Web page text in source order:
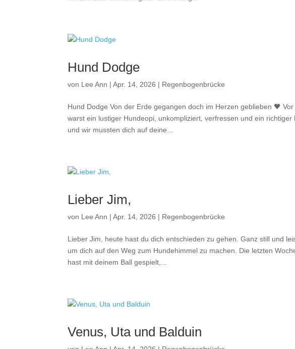
Hund Dodge
von Lee Ann |Apr. 14, 2026 | Regenbogenbrücke
Hund Dodge Von der Erde gegangen doch im Herzen geblieben 🖤
warst ein lustiger Hundeopi, unkompliziert, verfressen und ein
und wir mussten dich auf deine...
Lieber Jim,
von Lee Ann |Apr. 14, 2026 | Regenbogenbrücke
Lieber Jim, heute hast du dich entschieden zu gehen. Ganz still und
um dich auf den Weg zum Hundehimmel zu machen. Die letzten
hast mit deinem Ball gespielt,...
Venus, Uta und Balduin